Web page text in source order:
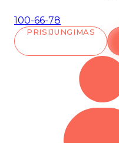
100-66-78
PRISIJUNGIMAS